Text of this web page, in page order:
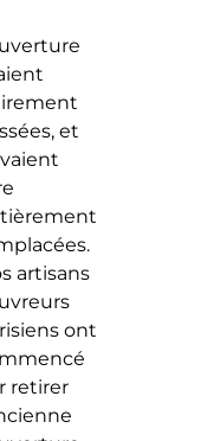
et
artisans
ont
retirer